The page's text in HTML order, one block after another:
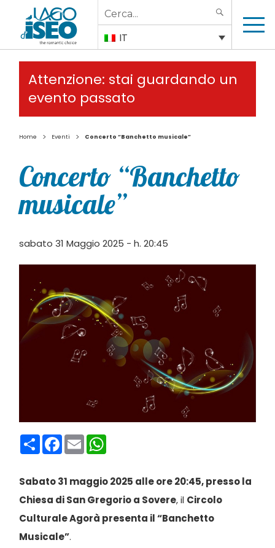
Search
for:
IT
Attenzione: stai guardando un
evento passato
Home > Eventi > Concerto “Banchetto musicale”
Concerto “Banchetto
musicale”
sabato 31 Maggio 2025 - h. 20:45
CondividiFacebook
Email
Sabato 31 maggio 2025 alle ore 20:45, presso la
Chiesa di San Gregorio a Sovere, il Circolo
Culturale Agorà presenta il “Banchetto
Musicale”.